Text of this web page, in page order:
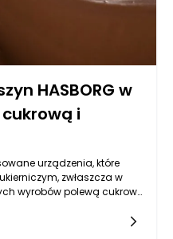
HASBORG w
i
urządzenia, które
zwłaszcza w
wyrobów polewą cukrową